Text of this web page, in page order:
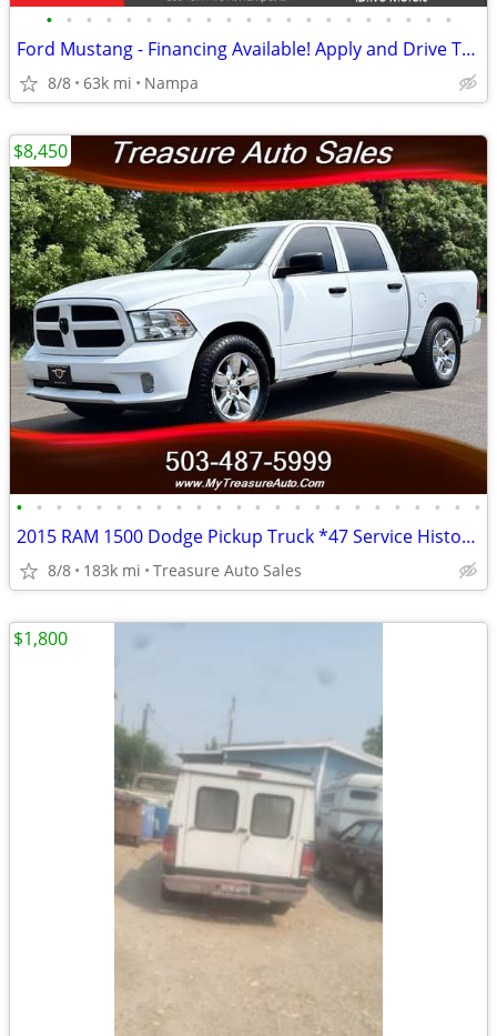
• • • • • • • • • • • • • • • • • • • • •
Ford Mustang - Financing Available! Apply and Drive Today!
8/8 63k mi Nampa
• • • • • • • • • • • • • • • • • • • • • • • •
2015 RAM 1500 Dodge Pickup Truck *47 Service History Records*
8/8 183k mi Treasure Auto Sales
$8,450
$1,800